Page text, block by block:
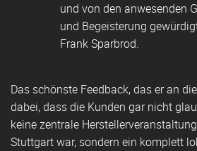
und von den anwesenden
und Begeisterung
Frank Sparbrod.
Das schönste Feedback, das er an
dabei, dass die Kunden gar nicht
keine zentrale
Stuttgart war, sondern ein komplett